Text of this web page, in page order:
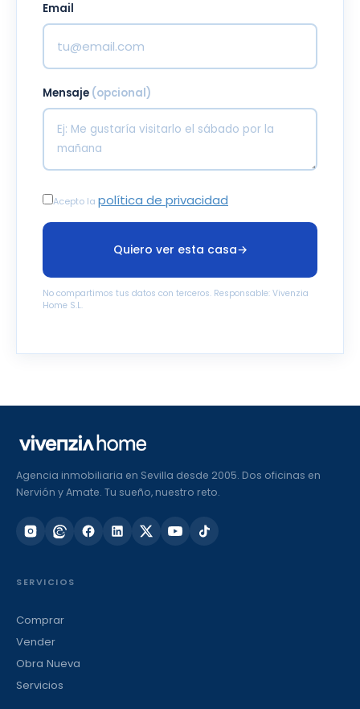
Email
Mensaje (opcional)
Acepto la política de privacidad
Quiero ver esta casa→
No compartimos tus datos con terceros. Responsable: Vivenzia
Home S.L.
Agencia inmobiliaria en Sevilla desde 2005. Dos oficinas en
Nervión y Amate. Tu sueño, nuestro reto.
SERVICIOS
Comprar
Vender
Obra Nueva
Servicios